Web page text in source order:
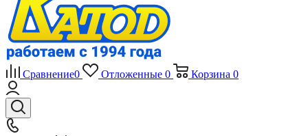
Сравнение0 Отложенные 0 Корзина 0